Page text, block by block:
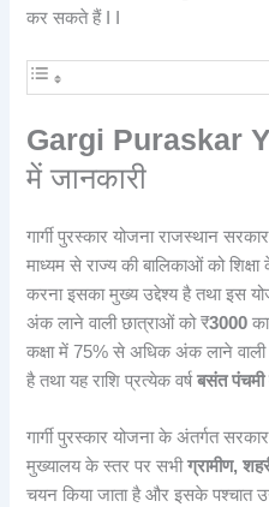
कर सकते हैं I I
Gargi Puraskar
में जानकारी
गार्गी पुरस्कार योजना राजस्थान
माध्यम से राज्य की बालिकाओं को
करना इसका मुख्य उद्देश्य है तथा इस
अंक लाने वाली छात्राओं को ₹3000
कक्षा में 75% से अधिक अंक लाने वाली
है तथा यह राशि प्रत्येक वर्षबसंत पंचमी
गार्गी पुरस्कार योजना के अंतर्गत
मुख्यालय के स्तर पर सभीग्रामीण,
चयन किया जाता है और इसके पश्चात